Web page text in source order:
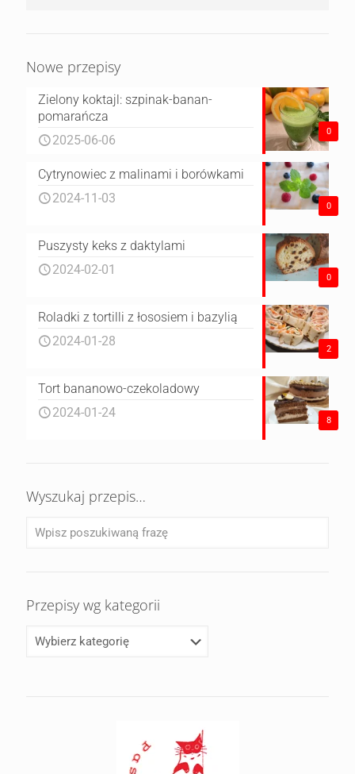
Nowe przepisy
0
Zielony koktajl: szpinak-banan-
pomarańcza
2025-06-06
0
Cytrynowiec z malinami i borówkami
2024-11-03
0
Puszysty keks z daktylami
2024-02-01
2
Roladki z tortilli z łososiem i bazylią
2024-01-28
8
Tort bananowo-czekoladowy
2024-01-24
Wyszukaj przepis…
Przepisy wg kategorii